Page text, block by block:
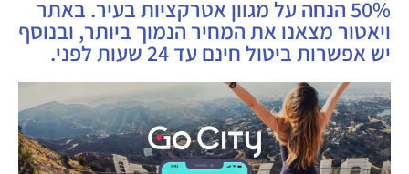
50% הנחה על מגוון אטרקציות בעיר. באתר
ויאטור מצאנו את המחיר הנמוך ביותר, ובנוסף
יש אפשרות ביטול חינם עד 24 שעות לפני.